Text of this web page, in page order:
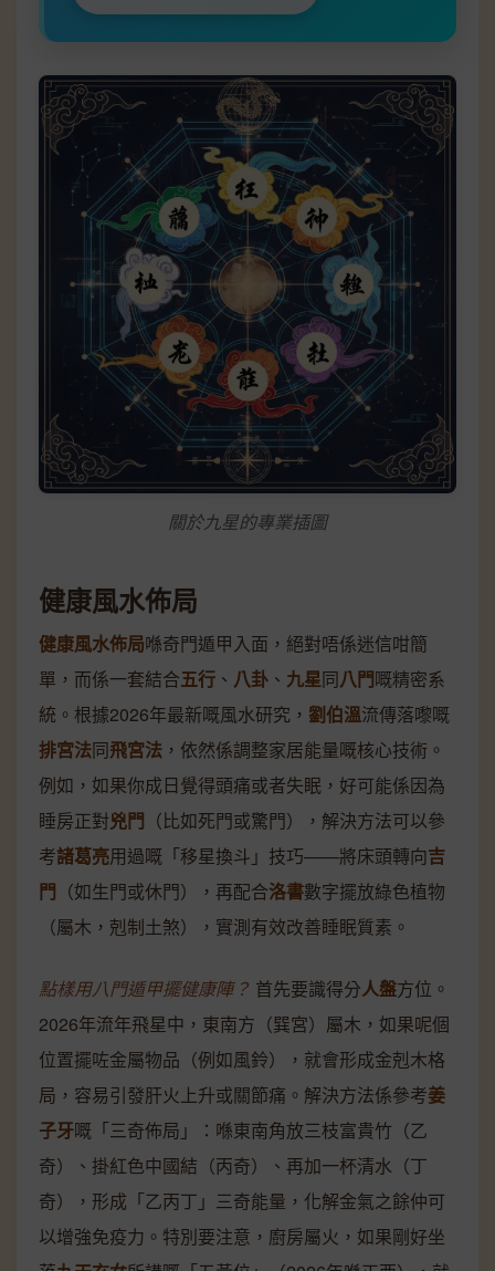
關於九星的專業插圖
健康風水佈局
健康風水佈局喺奇門遁甲入面，絕對唔係迷信咁簡
單，而係一套結合五行 、 八卦 、 九星同八門嘅精密系
統。根據2026年最新嘅風水研究， 劉伯溫流傳落嚟嘅
排宮法同飛宮法 ，依然係調整家居能量嘅核心技術。
例如，如果你成日覺得頭痛或者失眠，好可能係因為
睡房正對兇門 （比如死門或驚門），解決方法可以參
考諸葛亮用過嘅「移星換斗」技巧——將床頭轉向吉
門 （如生門或休門），再配合洛書數字擺放綠色植物
（屬木，剋制土煞），實測有效改善睡眠質素。
點樣用八門遁甲擺健康陣？ 首先要識得分人盤方位。
2026年流年飛星中，東南方（巽宮）屬木，如果呢個
位置擺咗金屬物品（例如風鈴），就會形成金剋木格
局，容易引發肝火上升或關節痛。解決方法係參考姜
子牙嘅「三奇佈局」：喺東南角放三枝富貴竹（乙
奇）、掛紅色中國結（丙奇）、再加一杯清水（丁
奇），形成「乙丙丁」三奇能量，化解金氣之餘仲可
以增強免疫力。特別要注意，廚房屬火，如果剛好坐